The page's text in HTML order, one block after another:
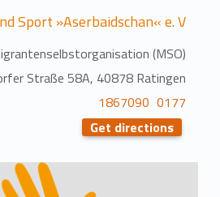
Sport »Aserbaidschan« e. V.
(MSO)
Straße 58A, 40878 Ratingen
0177 1867090
Get directions